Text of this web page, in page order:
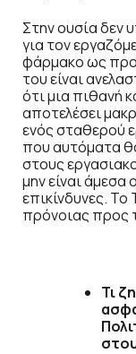
Στην ουσία δεν
για τον
φάρμακο ως
του είναι
ότι μια πιθανή
αποτελέσει
ενός σταθερού
που αυτόματα
στους
μην είναι
επικίνδυνες. Το
πρόνοιας προς
Τι